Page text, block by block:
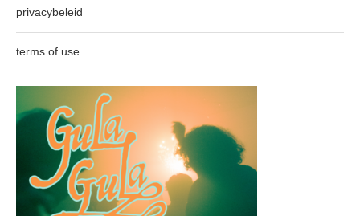
privacybeleid
terms of use